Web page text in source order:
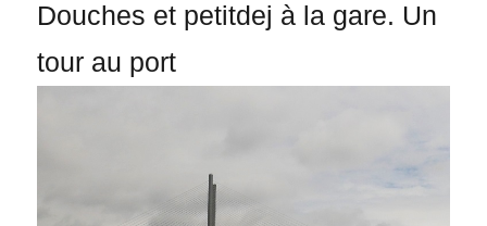
Douches et petitdej à la gare. Un
tour au port